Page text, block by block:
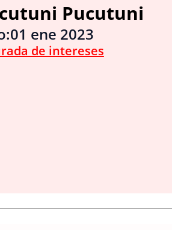
Pucutuni
01 ene 2023
de intereses